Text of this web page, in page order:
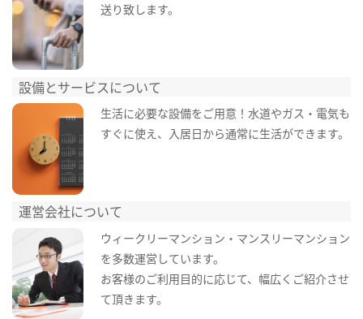
送り致します。
設備とサービスについて
生活に必要な設備をご用意！水道やガス・電気も
すぐに使え、入居日から通常に生活ができます。
運営会社について
ウィークリーマンション・マンスリーマンション
を多数運営しています。
お客様のご利用目的に応じて、幅広くご紹介させ
て頂きます。